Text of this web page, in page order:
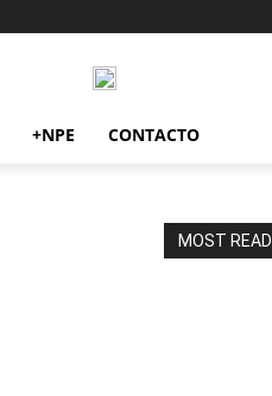
+NPE CONTACTO
MOST READ